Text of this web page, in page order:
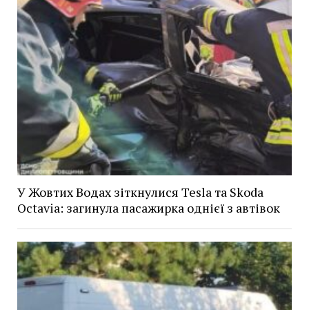
У Жовтих Водах зіткнулися Tesla та Skoda
Octavia: загинула пасажирка однієї з автівок